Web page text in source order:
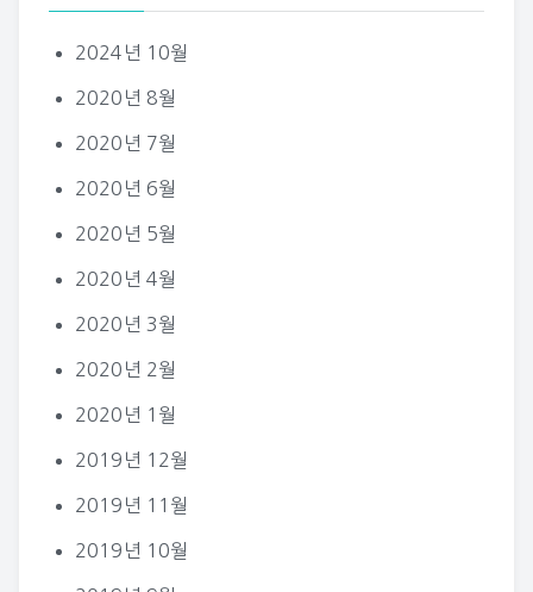
2024년 10월
2020년 8월
2020년 7월
2020년 6월
2020년 5월
2020년 4월
2020년 3월
2020년 2월
2020년 1월
2019년 12월
2019년 11월
2019년 10월